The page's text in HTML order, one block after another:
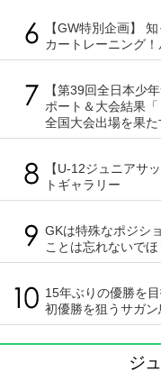
【GW特別企画】
カートレーニング
【第39回全日本少
ポート＆大会結果
全国大会出場を果た
【U-12ジュニアサ
トギャラリー
GKは特殊なポジシ
ことは忘れないで
15年ぶりの優勝を
初優勝を狙うサガ
ジ